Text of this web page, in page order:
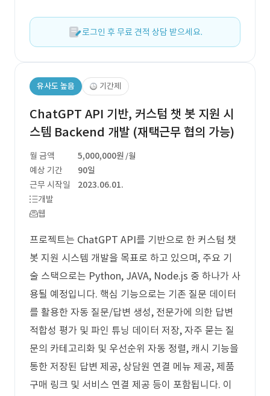
로그인 후 무료 견적 상담 받으세요.
유사도 높음 기간제
ChatGPT API 기반, 커스텀 챗 봇 지원 시
스템 Backend 개발 (재택근무 협의 가능)
월 금액 5,000,000원 /월
예상 기간
90일
근무 시작일
2023.06.01.
개발
웹
프로젝트는 ChatGPT API를 기반으로 한 커스텀 챗
봇 지원 시스템 개발을 목표로 하고 있으며, 주요 기
술 스택으로는 Python, JAVA, Node.js 중 하나가 사
용될 예정입니다. 핵심 기능으로는 기존 질문 데이터
를 활용한 자동 질문/답변 생성, 전문가에 의한 답변
적합성 평가 및 파인 튜닝 데이터 저장, 자주 묻는 질
문의 카테고리화 및 우선순위 자동 정렬, 캐시 기능을
통한 저장된 답변 제공, 상담원 연결 메뉴 제공, 제품
구매 링크 및 서비스 연결 제공 등이 포함됩니다. 이